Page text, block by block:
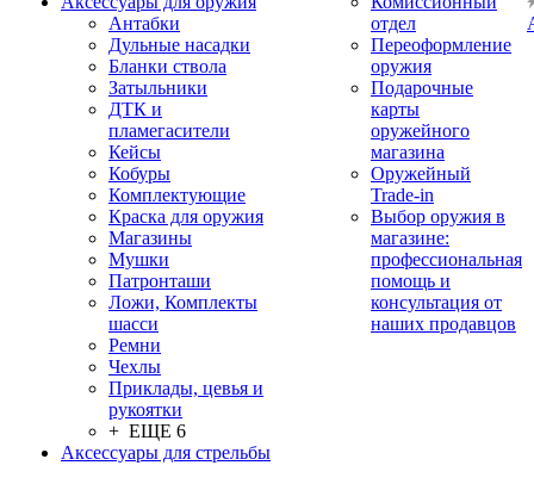
Антабки
Дульные насадки
Бланки ствола
Затыльники
ДТК и
пламегасители
Кейсы
Кобуры
Комплектующие
Краска для оружия
Магазины
Мушки
Патронташи
Ложи, Комплекты
шасси
Ремни
Чехлы
Приклады, цевья и
рукоятки
+ ЕЩЕ 6
Аксессуары для стрельбы
отдел
Переоформление
оружия
Подарочные
карты
оружейного
магазина
Оружейный
Trade-in
Выбор оружия в
магазине:
профессиональная
помощь и
консультация от
наших продавцов